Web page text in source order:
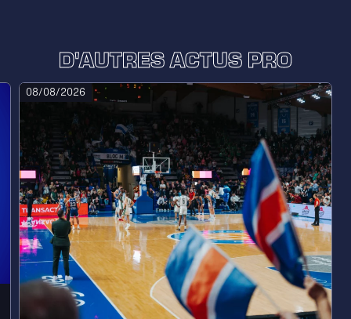
D'AUTRES ACTUS PRO
08/08/2026